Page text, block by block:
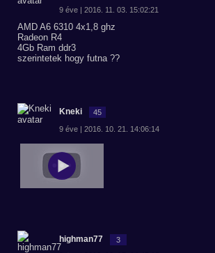
9 éve | 2016. 11. 03. 15:02:21
AMD A6 6310 4x1,8 ghz
Radeon R4
4Gb Ram ddr3
szerintetek hogy futna ??
Kneki 45
9 éve | 2016. 10. 21. 14:06:14
highman77 3